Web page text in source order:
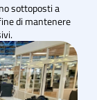
sottoposti a
di mantenere